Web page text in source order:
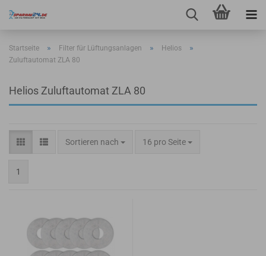
Startseite » Filter für Lüftungsanlagen » Helios »
Zuluftautomat ZLA 80
Helios Zuluftautomat ZLA 80
Sortieren nach
Sortieren nach 16 pro Seite
pro Seite
1